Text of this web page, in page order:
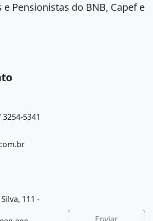
Pensionistas do BNB, Capef e
5341
111 -